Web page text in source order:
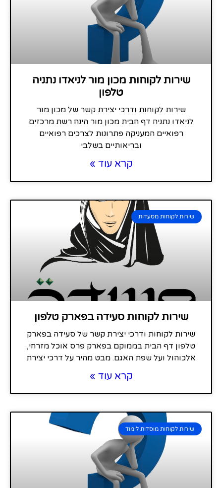
שירות לקוחות מכון מור לניאדו נתניה
טלפון
שירות לקוחות ודרכי יצירת קשר של מכון מור
לניאדו נתניה דף הבית מכון מור הינה רשת מרכזים
רפואיים המעניקה פתרונות לצרכים רפואיים
ובריאותיים בשלבי
קרא עוד »
שירות לקוחות מסעדות
שירות לקוחות סעידה בפארק טלפון
שירות לקוחות ודרכי יצירת קשר של סעידה בפארק
טלפון דף הבית בממוקם בפארק פרס אוכל מזרחי,
אלכוהול ועל שפת האגם. מבט מהיר על דרכי יצירת
קרא עוד »
שירות לקוחות מוסדות לימוד